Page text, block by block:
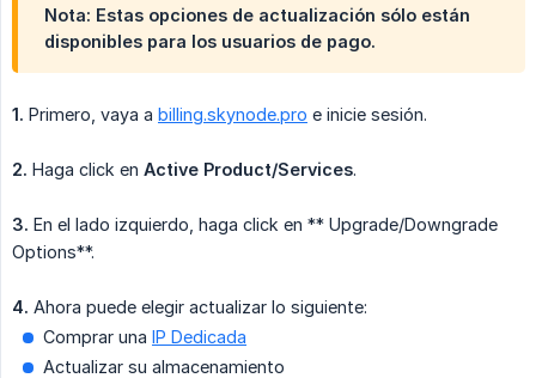
Nota: Estas opciones de actualización sólo están
disponibles para los usuarios de pago.
1. Primero, vaya a billing.skynode.pro e inicie sesión.
2. Haga click en Active Product/Services.
3. En el lado izquierdo, haga click en ** Upgrade/Downgrade
Options**.
4. Ahora puede elegir actualizar lo siguiente:
Comprar una IP Dedicada
Actualizar su almacenamiento